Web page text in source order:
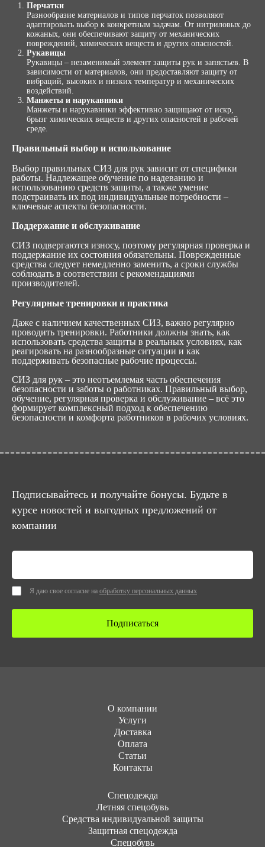
Перчатки
Разнообразие материалов и типов перчаток позволяют
адаптировать выбор к конкретным задачам. От нитриловых до
кожаных, они обеспечивают защиту от механических
повреждений, химических веществ и других опасностей.
Рукавицы
Рукавицы – незаменимый элемент защиты рук и запястьев. В
зависимости от материалов, они предоставляют защиту от
вибраций, высоких и низких температур и механических
воздействий.
Манжеты и нарукавники
Манжеты и нарукавники эффективно защищают от искр,
брызг химических веществ и других опасностей в рабочей
среде.
Правильный выбор и использование
Выбор правильных СИЗ для рук зависит от специфики
работы. Надлежащее обучение по надеванию и
использованию средств защиты, а также умение
подстраивать их под индивидуальные потребности –
ключевые аспекты безопасности.
Поддержание и обслуживание
СИЗ подвергаются износу, поэтому регулярная проверка и
поддержание их состояния обязательны. Поврежденные
средства следует немедленно заменить, а сроки службы
соблюдать в соответствии с рекомендациями
производителей.
Регулярные тренировки и практика
Даже с наличием качественных СИЗ, важно регулярно
проводить тренировки. Работники должны знать, как
использовать средства защиты в реальных условиях, как
реагировать на разнообразные ситуации и как
поддерживать безопасные рабочие процессы.
СИЗ для рук – это неотъемлемая часть обеспечения
безопасности и заботы о работниках. Правильный выбор,
обучение, регулярная проверка и обслуживание – всё это
формирует комплексный подход к обеспечению
безопасности и комфорта работников в рабочих условиях.
Подписывайтесь и получайте бонусы. Будьте в
курсе новостей и выгодных предложений от
компании
Я даю свое согласие на обработку персональных данных
Подписаться
О компании
Услуги
Доставка
Оплата
Статьи
Контакты
Cпецодежда
Летняя спецобувь
Средства индивидуальной защиты
Защитная спецодежда
Спецобувь